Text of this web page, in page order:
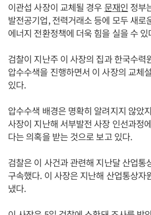
이관섭 사장이 교체될 경우 문재인 정부
발전공기업, 전력거래소 등에 모두 새로
에너지 전환정책에 더욱 힘을 실을 수 있
검찰이 지난주 이 사장의 집과 한국수력
압수수색을 진행하면서 이 사장의 교체
있다.
압수수색 배경은 명확히 알려지지 않았
사장이 지난해 서부발전 사장 인선과정
다는 의혹을 받는 것으로 보고 있다.
검찰은 이 사건과 관련해 지난달 산업통
구속했다. 이 사장은 지난해 산업통상자
냈다.